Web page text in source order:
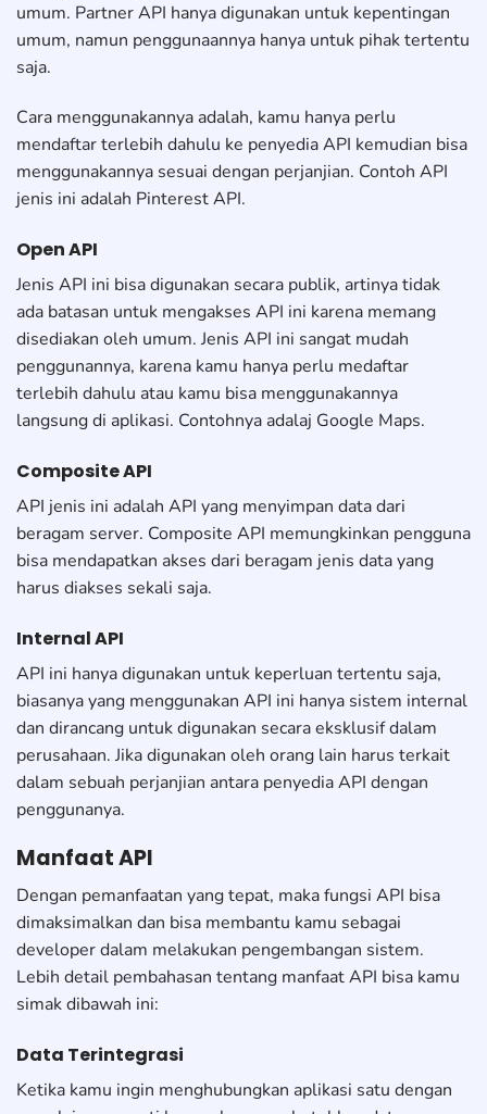
umum. Partner API hanya digunakan untuk kepentingan
umum, namun penggunaannya hanya untuk pihak tertentu
saja.
Cara menggunakannya adalah, kamu hanya perlu
mendaftar terlebih dahulu ke penyedia API kemudian bisa
menggunakannya sesuai dengan perjanjian. Contoh API
jenis ini adalah Pinterest API.
Open API
Jenis API ini bisa digunakan secara publik, artinya tidak
ada batasan untuk mengakses API ini karena memang
disediakan oleh umum. Jenis API ini sangat mudah
penggunannya, karena kamu hanya perlu medaftar
terlebih dahulu atau kamu bisa menggunakannya
langsung di aplikasi. Contohnya adalaj Google Maps.
Composite API
API jenis ini adalah API yang menyimpan data dari
beragam server. Composite API memungkinkan pengguna
bisa mendapatkan akses dari beragam jenis data yang
harus diakses sekali saja.
Internal API
API ini hanya digunakan untuk keperluan tertentu saja,
biasanya yang menggunakan API ini hanya sistem internal
dan dirancang untuk digunakan secara eksklusif dalam
perusahaan. Jika digunakan oleh orang lain harus terkait
dalam sebuah perjanjian antara penyedia API dengan
penggunanya.
Manfaat API
Dengan pemanfaatan yang tepat, maka fungsi API bisa
dimaksimalkan dan bisa membantu kamu sebagai
developer dalam melakukan pengembangan sistem.
Lebih detail pembahasan tentang manfaat API bisa kamu
simak dibawah ini:
Data Terintegrasi
Ketika kamu ingin menghubungkan aplikasi satu dengan